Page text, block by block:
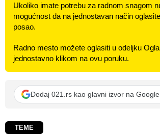
Ukoliko imate potrebu za radnom snagom
mogućnost da na jednostavan način
posao.
Radno mesto možete oglasiti u odeljku
jednostavno klikom na ovu poruku.
Dodaj 021.rs kao glavni izvor na
TEME